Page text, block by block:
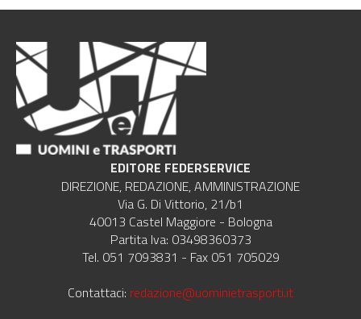
EDITORE FEDERSERVICE
DIREZIONE, REDAZIONE, AMMINISTRAZIONE
Via G. Di Vittorio, 21/b1
40013 Castel Maggiore - Bologna
Partita Iva: 03498360373
Tel. 051 7093831 - Fax 051 705029
Contattaci: redazione@uominietrasporti.it